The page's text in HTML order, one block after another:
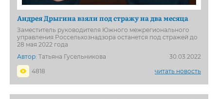
Андрея Дрыгина взяли под стражу на два месяца
Заместитель руководителя Южного межрегионального
управления Россельхознадзора останется под стражей до
28 мая 2022 года
Автор: Татьяна Гусельникова
30.03.2022
4818
читать новость